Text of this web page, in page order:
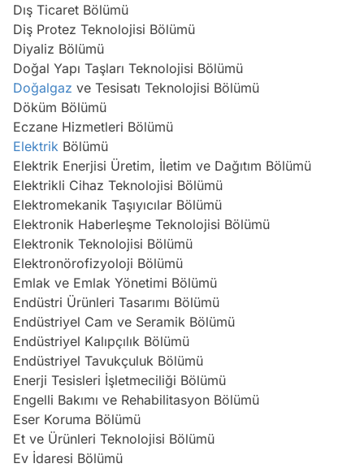
Dış Ticaret Bölümü
Diş Protez Teknolojisi Bölümü
Diyaliz Bölümü
Doğal Yapı Taşları Teknolojisi Bölümü
Doğalgaz ve Tesisatı Teknolojisi Bölümü
Döküm Bölümü
Eczane Hizmetleri Bölümü
Elektrik Bölümü
Elektrik Enerjisi Üretim, İletim ve Dağıtım Bölümü
Elektrikli Cihaz Teknolojisi Bölümü
Elektromekanik Taşıyıcılar Bölümü
Elektronik Haberleşme Teknolojisi Bölümü
Elektronik Teknolojisi Bölümü
Elektronörofizyoloji Bölümü
Emlak ve Emlak Yönetimi Bölümü
Endüstri Ürünleri Tasarımı Bölümü
Endüstriyel Cam ve Seramik Bölümü
Endüstriyel Kalıpçılık Bölümü
Endüstriyel Tavukçuluk Bölümü
Enerji Tesisleri İşletmeciliği Bölümü
Engelli Bakımı ve Rehabilitasyon Bölümü
Eser Koruma Bölümü
Et ve Ürünleri Teknolojisi Bölümü
Ev İdaresi Bölümü